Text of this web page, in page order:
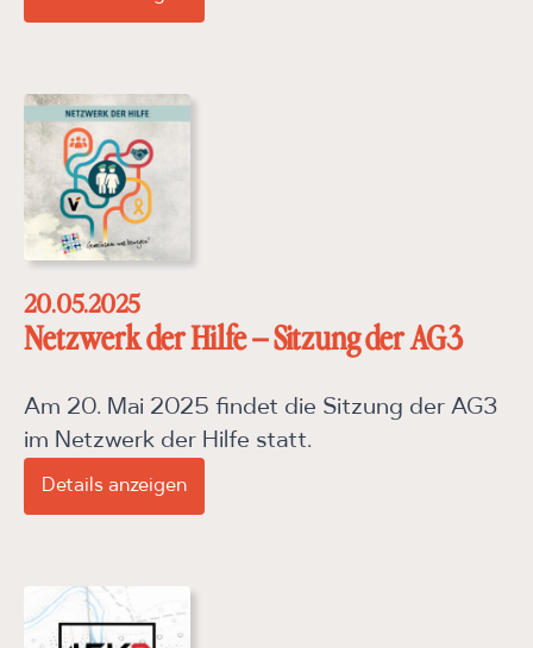
20.05.2025
Netzwerk der Hilfe – Sitzung der AG3
Am 20. Mai 2025 findet die Sitzung der AG3
im Netzwerk der Hilfe statt.
Details anzeigen